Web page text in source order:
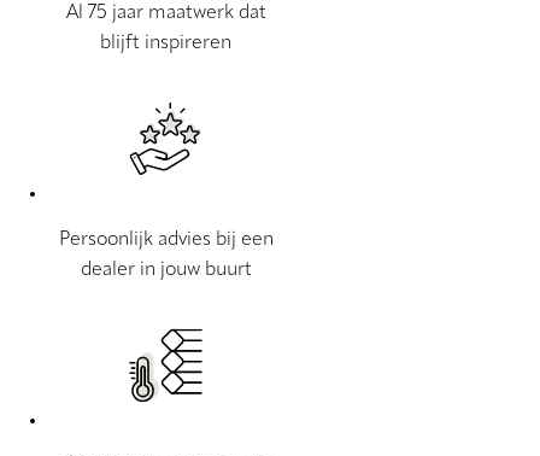
Al 75 jaar maatwerk dat
blijft inspireren
Persoonlijk advies bij een
dealer in jouw buurt